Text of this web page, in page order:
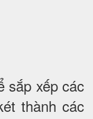
sắp xếp các
thành các